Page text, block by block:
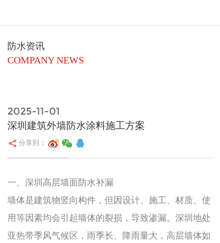
防水资讯
COMPANY NEWS
2025-11-01
深圳建筑外墙防水涂料施工方案
分享到：
一、深圳高层墙面防水补漏
墙体是建筑物竖向构件，但因设计、施工、材质、使
用等因素均会引起墙体的裂损，导致渗漏。深圳地处
亚热带季风气候区，雨季长、降雨量大，高层墙体如